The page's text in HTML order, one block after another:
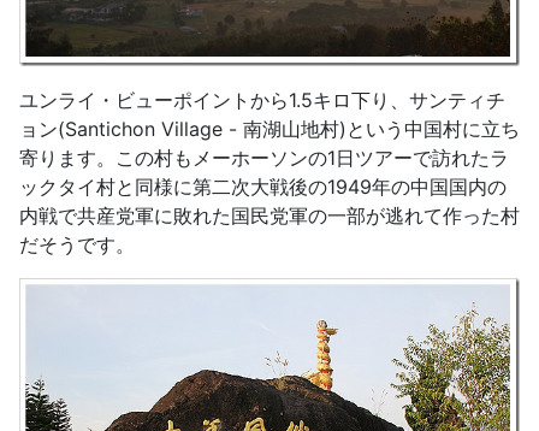
ユンライ・ビューポイントから1.5キロ下り、サンティチ
ョン(Santichon Village - 南湖山地村)という中国村に立ち
寄ります。この村もメーホーソンの1日ツアーで訪れたラ
ックタイ村と同様に第二次大戦後の1949年の中国国内の
内戦で共産党軍に敗れた国民党軍の一部が逃れて作った村
だそうです。